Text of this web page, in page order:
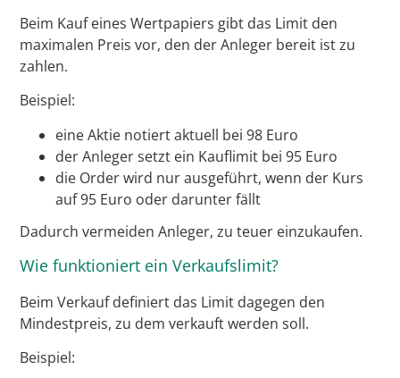
Beim Kauf eines Wertpapiers gibt das Limit den
maximalen Preis vor, den der Anleger bereit ist zu
zahlen.
Beispiel:
eine Aktie notiert aktuell bei 98 Euro
der Anleger setzt ein Kauflimit bei 95 Euro
die Order wird nur ausgeführt, wenn der Kurs
auf 95 Euro oder darunter fällt
Dadurch vermeiden Anleger, zu teuer einzukaufen.
Wie funktioniert ein Verkaufslimit?
Beim Verkauf definiert das Limit dagegen den
Mindestpreis, zu dem verkauft werden soll.
Beispiel: